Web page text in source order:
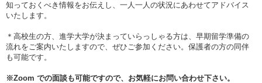
知っておくべき情報をお伝えし、一人一人の状況にあわせてアドバイス
いたします。
＊高校生の方、進学大学が決まっていらっしゃる方は、早期留学準備の
流れをご案内いたしますので、ぜひご参加ください。保護者の方の同伴
も可能です。
※Zoom での面談も可能ですので、お気軽にお問い合わせ下さい。